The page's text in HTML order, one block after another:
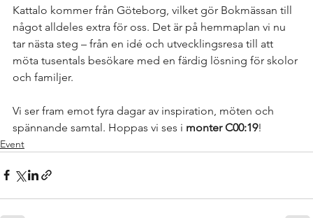
Kattalo kommer från Göteborg, vilket gör Bokmässan till
något alldeles extra för oss. Det är på hemmaplan vi nu
tar nästa steg – från en idé och utvecklingsresa till att
möta tusentals besökare med en färdig lösning för skolor
och familjer.
Vi ser fram emot fyra dagar av inspiration, möten och
spännande samtal. Hoppas vi ses i monter C00:19!
Event